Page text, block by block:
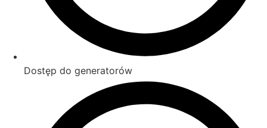
Dostęp do generatorów